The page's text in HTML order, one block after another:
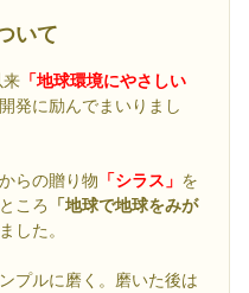
いて
来 「地球環境にやさしい
発に励んでまいりまし
らの贈り物 「シラス」 を
ころ
「地球で地球をみが
した。
プルに磨く。磨いた後は